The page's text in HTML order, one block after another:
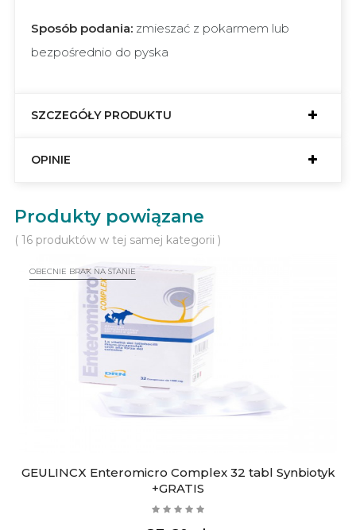
Sposób podania: zmieszać z pokarmem lub
bezpośrednio do pyska
SZCZEGÓŁY PRODUKTU
OPINIE
Produkty powiązane
( 16 produktów w tej samej kategorii )
OBECNIE BRAK NA STANIE
GEULINCX Enteromicro Complex 32 tabl Synbiotyk
+GRATIS